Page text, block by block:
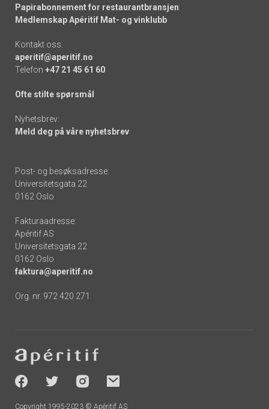
Papirabonnement for restaurantbransjen
Medlemskap Apéritif Mat- og vinklubb
Kontakt oss:
aperitif@aperitif.no
Telefon +47 21 45 61 60
Ofte stilte spørsmål
Nyhetsbrev:
Meld deg på våre nyhetsbrev
Post- og besøksadresse:
Universitetsgata 22
0162 Oslo
Fakturaadresse:
Apéritif AS
Universitetsgata 22
0162 Oslo
faktura@aperitif.no
Org. nr. 972 420 271
-
socials
Copyright 1995-2023 © Apéritif AS